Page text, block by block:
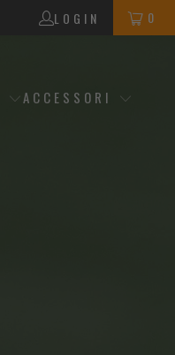
LOGIN 0
ACCESSORI